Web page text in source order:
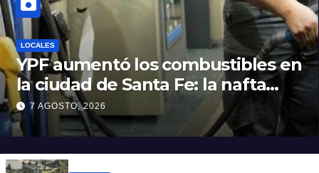
LOCALES
YPF aumentó los combustibles en
la ciudad de Santa Fe: la nafta
súper superó los $2.100 y llenar el
tanque cuesta más de $94.000
7 AGOSTO, 2026